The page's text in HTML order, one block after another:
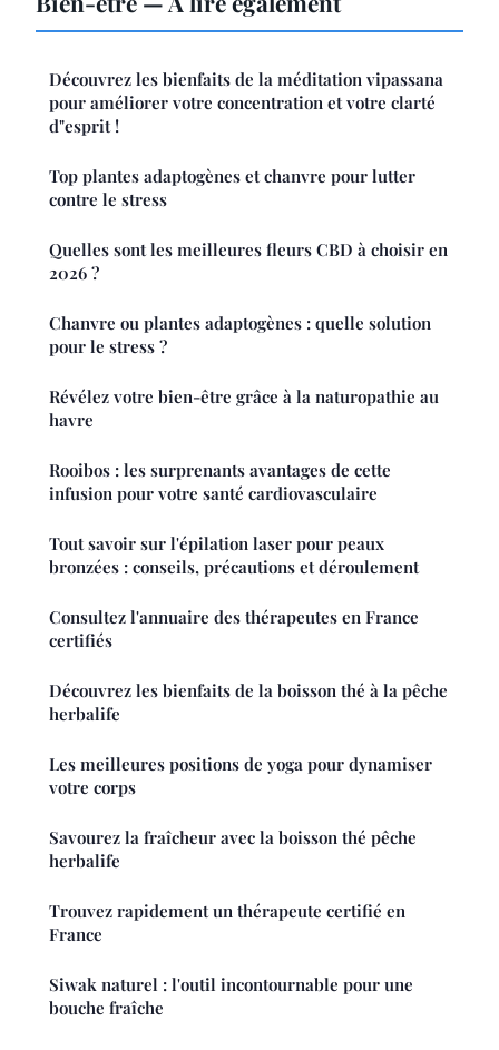
Découvrez les bienfaits de la méditation vipassana
pour améliorer votre concentration et votre clarté
d"esprit !
Top plantes adaptogènes et chanvre pour lutter
contre le stress
Quelles sont les meilleures fleurs CBD à choisir en
2026 ?
Chanvre ou plantes adaptogènes : quelle solution
pour le stress ?
Révélez votre bien-être grâce à la naturopathie au
havre
Rooibos : les surprenants avantages de cette
infusion pour votre santé cardiovasculaire
Tout savoir sur l'épilation laser pour peaux
bronzées : conseils, précautions et déroulement
Consultez l'annuaire des thérapeutes en France
certifiés
Découvrez les bienfaits de la boisson thé à la pêche
herbalife
Les meilleures positions de yoga pour dynamiser
votre corps
Savourez la fraîcheur avec la boisson thé pêche
herbalife
Trouvez rapidement un thérapeute certifié en
France
Siwak naturel : l'outil incontournable pour une
bouche fraîche